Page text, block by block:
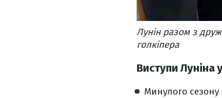
Лунін разом з
голкіпера
Виступи Луніна
Минулого сезону